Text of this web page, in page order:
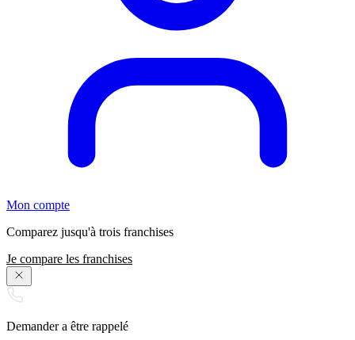
Mon compte
Comparez jusqu'à trois franchises
Je compare les franchises
Demander a être rappelé